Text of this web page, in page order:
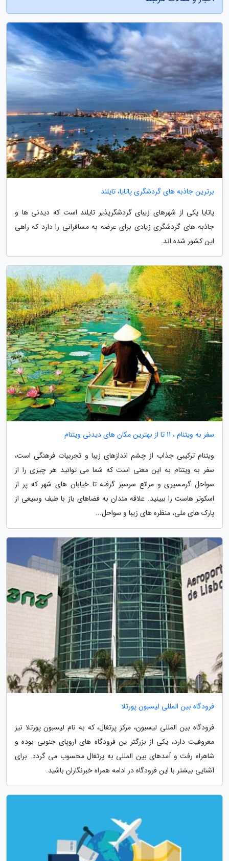
برترین جاذبه های گردشگری پاتایا، تایلند
پاتایا یکی از شهرهای زیبای گردشگرپذیر تایلند است که دیدنی ها و
جاذبه های گردشگری زیادی برای عرضه به مسافرانی را دارد که راهی
این کشور شده اند.
سفر به ویتنام ، 11 تا از بهترین مکان های دیدنی ویتنام
ویتنام ترکیبی جذاب از چشم اندازهای زیبا و تجربیات فرهنگی است،
سفر به ویتنام به این معنی است که شما می توانید هر چیزی را از
سواحل گرمسیری و مراتع سرسبز گرفته تا خیابان های شهر که پر از
اسکوتر هاست را ببینید. علاقه مندان به فضاهای باز با طیف وسیعی از
پارک های ملی، منظره های زیبا و سواحل...
فرودگاه بین المللی لیسبون پورتلا
فرودگاه بین المللی لیسبون، مرکز پرتغال، که به نام لیسبون پورتلا نیز
معروفیت دارد، یکی از بزرگتر ین فرودگاه های اروپای جنوبی بوده و
شاهراه رفت و آمدهای بین المللی به پرتغال محسوب می گردد. برای
آشنایی بیشتر با این فرودگاه در ادامه همراه خبرنگاران باشید.